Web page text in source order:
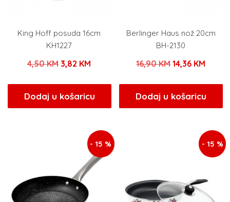
King Hoff posuda 16cm
KH1227
4,50KM Izvorna
bila
je:
3,82 KM
je:
3,82 KM.
Dodaj u košaricu
Berlinger Haus nož 20cm
BH-2130
16,90KMIzvorna
bila
je:
14,36 KM
je:
14,36
Dodaj u košaricu
- 15 % - 15 %